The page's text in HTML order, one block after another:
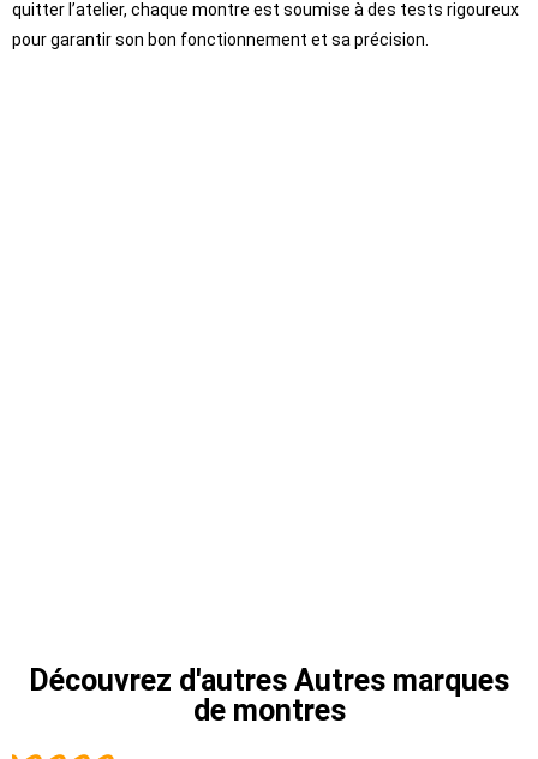
quitter l’atelier, chaque montre est soumise à des tests rigoureux
pour garantir son bon fonctionnement et sa précision.
Découvrez d'autres Autres marques
de montres